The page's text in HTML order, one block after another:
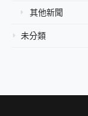
其他新聞
未分類